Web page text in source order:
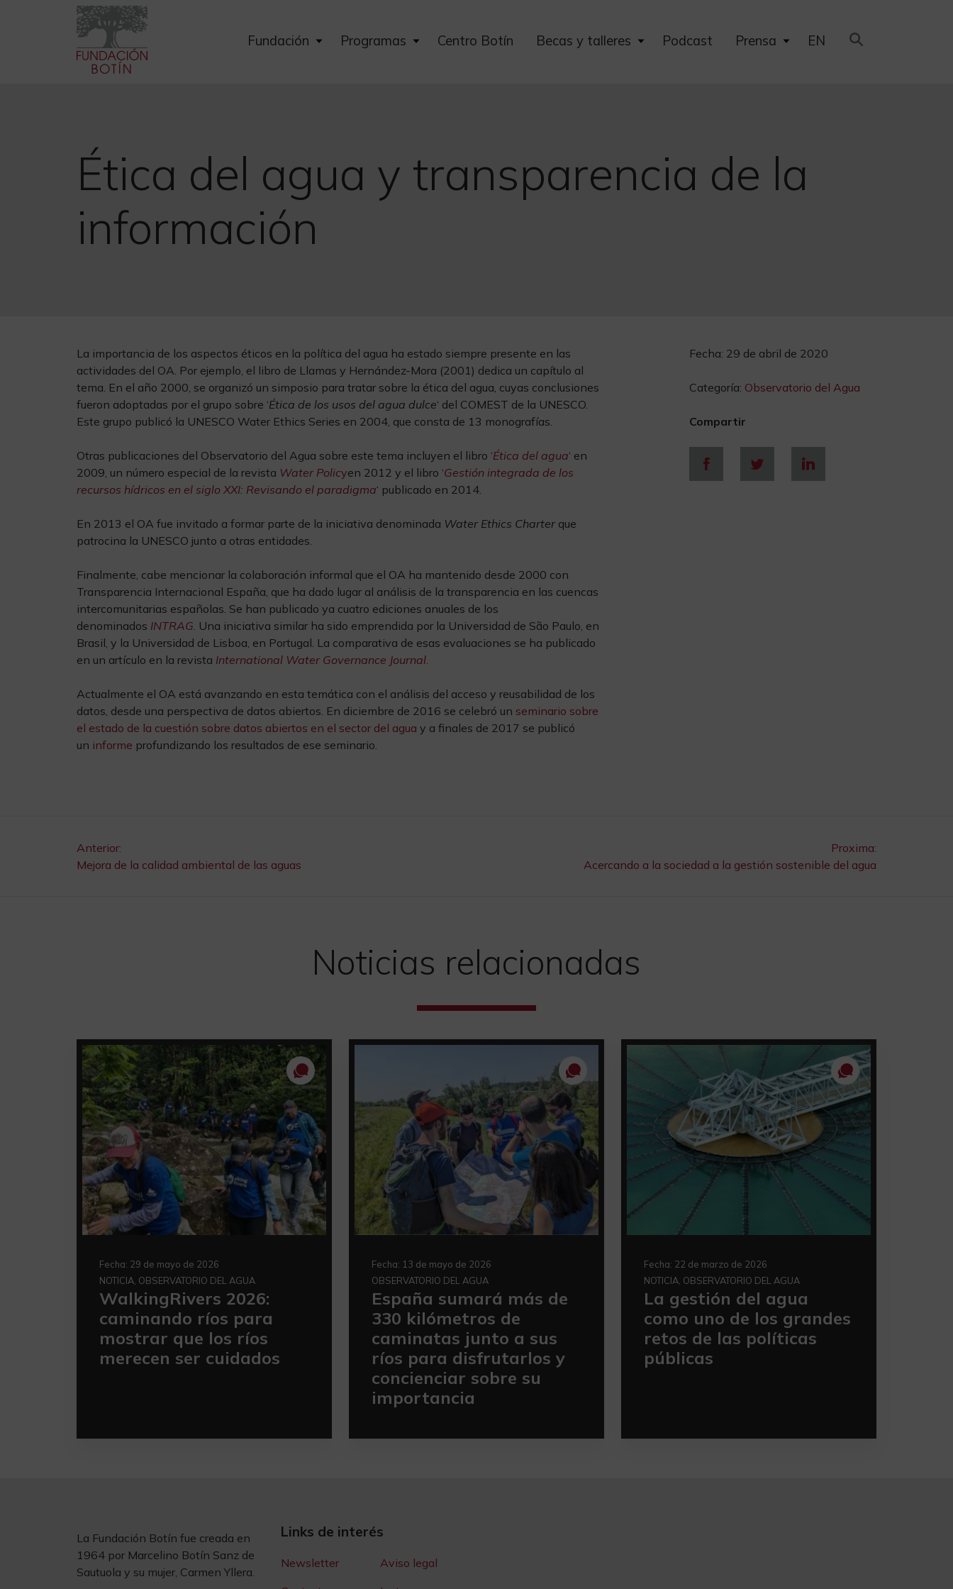
Fundación
ExpandProgramas
ExpandCentro Botín Becas y talleres
ExpandPodcast Prensa
Expand
EN
Ética del agua y transparencia de la
información
La importancia de los aspectos éticos en la política del agua ha estado siempre presente en las
actividades del OA. Por ejemplo, el libro de Llamas y Hernández-Mora (2001) dedica un capítulo al
tema. En el año 2000, se organizó un simposio para tratar sobre la ética del agua, cuyas conclusiones
fueron adoptadas por el grupo sobre ‘Ética de los usos del agua dulce‘ del COMEST de la UNESCO.
Este grupo publicó la UNESCO Water Ethics Series en 2004, que consta de 13 monografías.
Otras publicaciones del Observatorio del Agua sobre este tema incluyen el libro ‘Ética del agua‘ en
2009, un número especial de la revista Water Policyen 2012 y el libro ‘Gestión integrada de los
recursos hídricos en el siglo XXI: Revisando el paradigma‘ publicado en 2014.
En 2013 el OA fue invitado a formar parte de la iniciativa denominada Water Ethics Charter que
patrocina la UNESCO junto a otras entidades.
Finalmente, cabe mencionar la colaboración informal que el OA ha mantenido desde 2000 con
Transparencia Internacional España, que ha dado lugar al análisis de la transparencia en las cuencas
intercomunitarias españolas. Se han publicado ya cuatro ediciones anuales de los
denominados INTRAG. Una iniciativa similar ha sido emprendida por la Universidad de São Paulo, en
Brasil, y la Universidad de Lisboa, en Portugal. La comparativa de esas evaluaciones se ha publicado
en un artículo en la revista International Water Governance Journal.
Actualmente el OA está avanzando en esta temática con el análisis del acceso y reusabilidad de los
datos, desde una perspectiva de datos abiertos. En diciembre de 2016 se celebró un seminario sobre
el estado de la cuestión sobre datos abiertos en el sector del agua y a finales de 2017 se publicó
un informe profundizando los resultados de ese seminario.
Fecha: 29 de abril de 2020
Categoría: Observatorio del Agua
Compartir
Navegación
Anterior:
Mejora de la calidad ambiental de las aguas
Proxima:
Acercando a la sociedad a la gestión sostenible del agua
Noticias relacionadas
Fecha: 29 de mayo de 2026
NOTICIA, OBSERVATORIO DEL AGUA
WalkingRivers 2026:
caminando ríos para
mostrar que los ríos
merecen ser cuidados
Fecha: 13 de mayo de 2026
OBSERVATORIO DEL AGUA
España sumará más de
330 kilómetros de
caminatas junto a sus
ríos para disfrutarlos y
concienciar sobre su
importancia
Fecha: 22 de marzo de 2026
NOTICIA, OBSERVATORIO DEL AGUA
La gestión del agua
como uno de los grandes
retos de las políticas
públicas
La Fundación Botín fue creada en
1964 por Marcelino Botín Sanz de
Sautuola y su mujer, Carmen Yllera.
Links de interés
Newsletter
Aviso legal